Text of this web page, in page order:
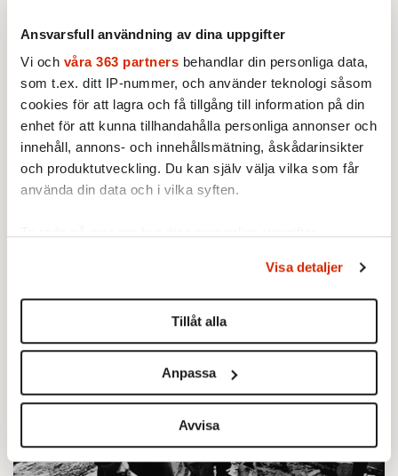
Ansvarsfull användning av dina uppgifter
Vi och våra 363 partners behandlar din personliga data,
som t.ex. ditt IP-nummer, och använder teknologi såsom
cookies för att lagra och få tillgång till information på din
enhet för att kunna tillhandahålla personliga annonser och
innehåll, annons- och innehållsmätning, åskådarinsikter
och produktutveckling. Du kan själv välja vilka som får
använda din data och i vilka syften.
Du kan ändra eller dra tillbaka ditt samtycke när som
helst från cookie-förklaringen.
Vi använder enhetsidentifierare för att anpassa innehållet
för sociala medier och analysera vår trafik. Vi
vidarebefordrar även sådana identifierare och annan
information från din enhet till de sociala medier och
annons- och analysföretag som vi samarbetar med.
Dessa kan i sin tur kombinera informationen med annan
Visa detaljer
Tillåt alla
Anpassa
Avvisa
Kravmärkt kopulering
Av: Nina Brevinge
En handfull svar
Av: Nina Brevinge